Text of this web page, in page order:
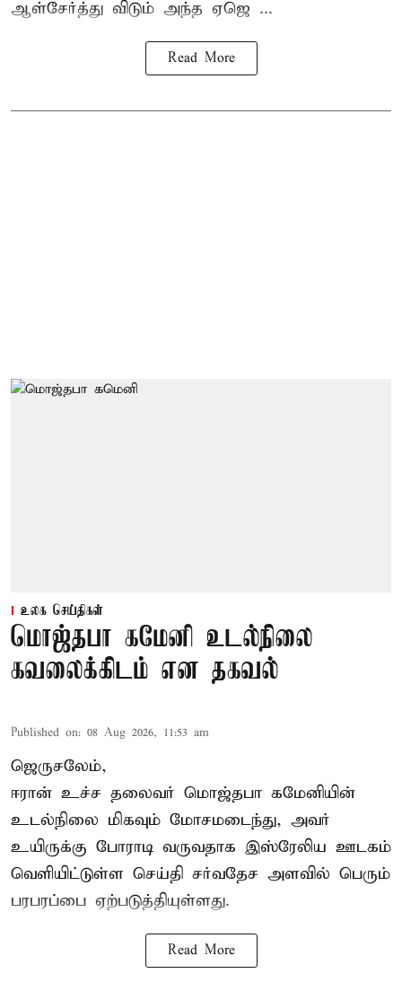
ஆள்சேர்த்து விடும் அந்த ஏஜெ ...
Read More
உலக செய்திகள்
மொஜ்தபா கமேனி உடல்நிலை
கவலைக்கிடம் என தகவல்
Published on: 08 Aug 2026, 11:53 am
ஜெருசலேம்,
ஈரான் உச்ச தலைவர் மொஜ்தபா கமேனியின்
உடல்நிலை மிகவும் மோசமடைந்து, அவர்
உயிருக்கு போராடி வருவதாக இஸ்ரேலிய ஊடகம்
வெளியிட்டுள்ள செய்தி சர்வதேச அளவில் பெரும்
பரபரப்பை ஏற்படுத்தியுள்ளது.
Read More